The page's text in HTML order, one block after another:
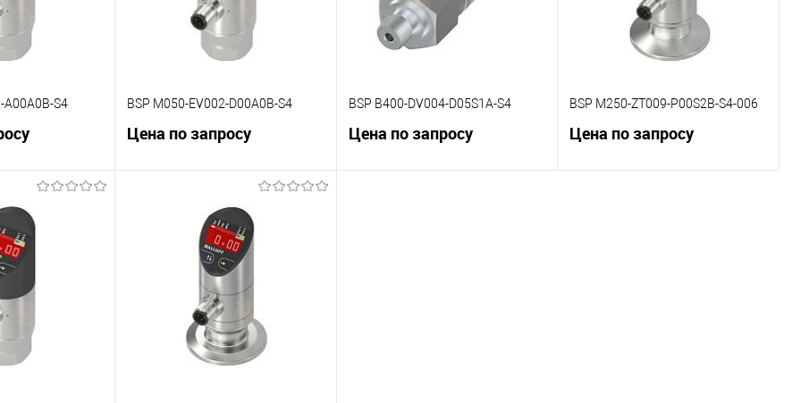
A00A0B-S4 BSP M050-EV002-D00A0B-S4
Цена по запросу
В корзину
К сравнению
В избранное
BSP B400-DV004-D05S1A-S4
Цена по запросу
BSP M250-ZT009-P00S2B-S4-006
Цена по запросу